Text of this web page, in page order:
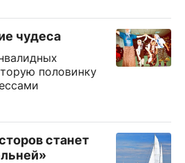
чудеса
половинку
станет